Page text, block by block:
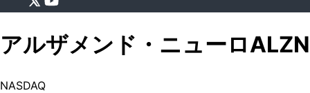
アルザメンド・ニューロALZN
NASDAQ